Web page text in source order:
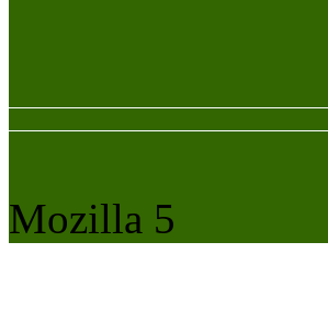
Mozilla 5